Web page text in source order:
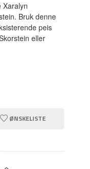
Xaralyn
Bruk denne
peis
eller
ØNSKELISTE